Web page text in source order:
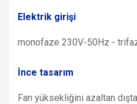
Elektrik girişi
monofaze 230V-50Hz -
İnce tasarım
Fan yüksekliğini azaltan